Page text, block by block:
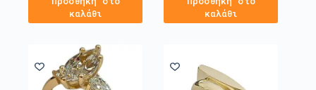
καλάθι
καλάθι